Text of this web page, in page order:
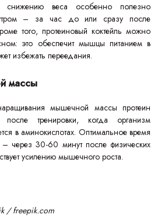
снижению веса особенно полезно
утром – за час до или сразу после
того, протеиновый коктейль можно
это обеспечит мышцы питанием в
избежать переедания.
массы
мышечной массы протеин
после тренировки, когда организм
в аминокислотах. Оптимальное время
через 30-60 минут после физических
усилению мышечного роста.
/ freepik.com